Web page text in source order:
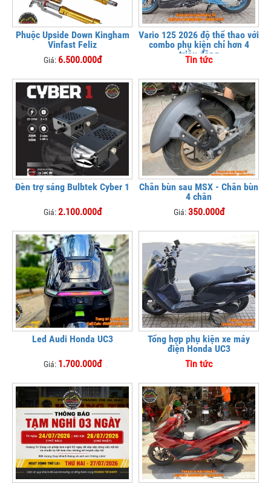
Phuộc Upside Down Kingham
Vinfast Feliz
Giá: 6.500.000đ
Vario 125 2026 độ thể thao với
combo phụ kiện chỉ hơn 4
triệu đồng
Tin tức
Đèn trợ sáng Bulbtek Cyber 1
Giá:2.100.000đ
Chắn bùn sau MSX - Chắn bùn
4 chân
Giá:350.000đ
Led Audi Honda UC3
Giá: 1.700.000đ
Tổng hợp phụ kiện xe máy
điện Honda UC3
Tin tức